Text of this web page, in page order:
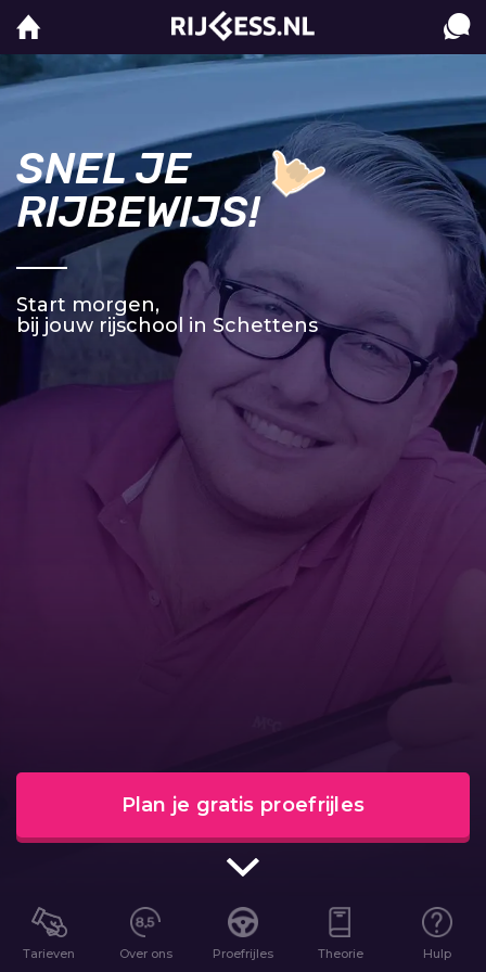
SNEL JE
RIJBEWIJS!
Start morgen,
bij jouw rijschool in Schettens
Plan je gratis proefrijles
Tarieven Over ons Proefrijles Theorie Hulp